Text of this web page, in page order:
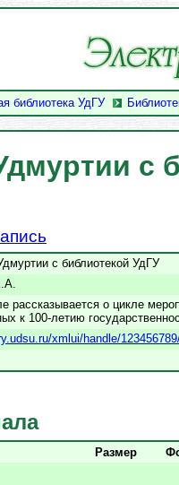
библиотека УдГУ
с
с библиотекой УдГУ
рассказывается о цикле
к 100-летию
xmlui/handle/
Размер